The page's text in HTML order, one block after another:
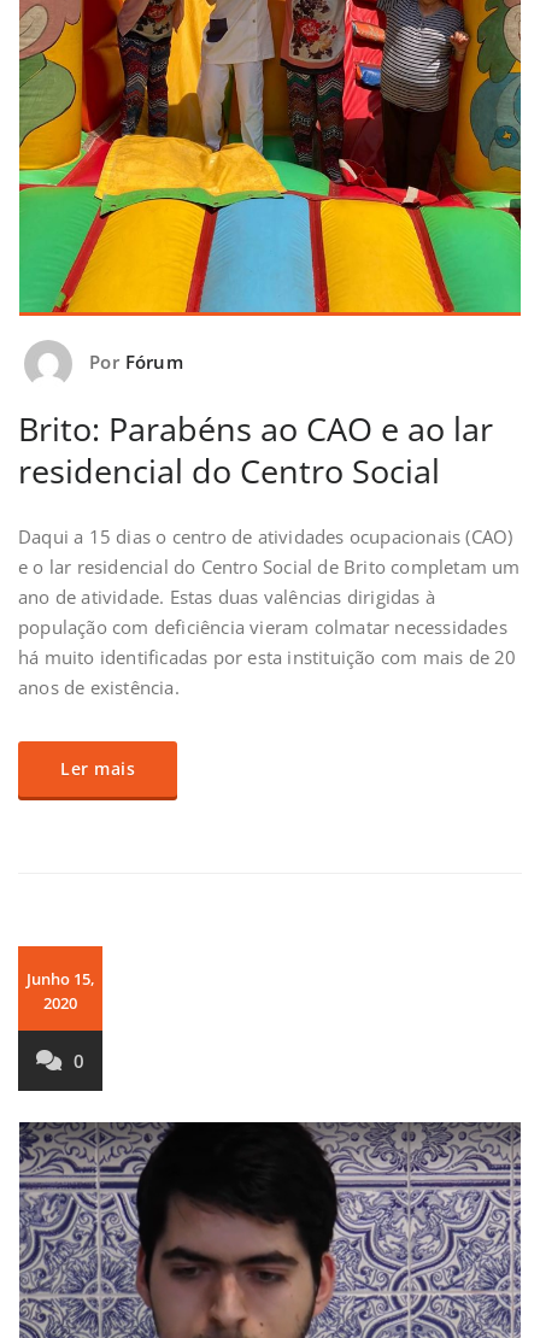
Por Fórum
Brito: Parabéns ao CAO e ao lar
residencial do Centro Social
Daqui a 15 dias o centro de atividades ocupacionais (CAO)
e o lar residencial do Centro Social de Brito completam um
ano de atividade. Estas duas valências dirigidas à
população com deficiência vieram colmatar necessidades
há muito identificadas por esta instituição com mais de 20
anos de existência.
Ler mais
Junho 15,
2020
0